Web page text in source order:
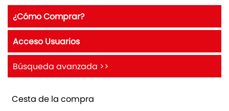
¿Cómo Comprar?
Acceso Usuarios
Búsqueda avanzada >>
Cesta de la compra